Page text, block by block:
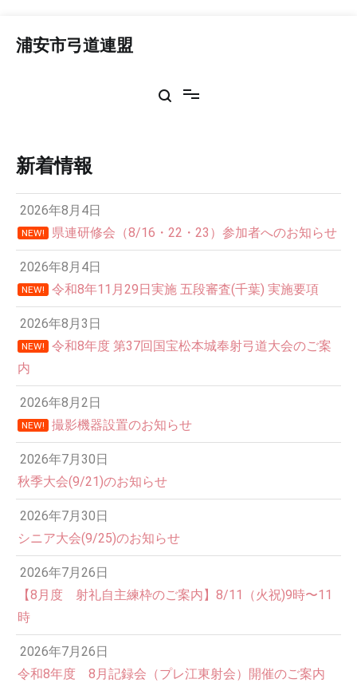
浦安市弓道連盟
新着情報
2026年8月4日
NEW! 県連研修会（8/16・22・23）参加者へのお知らせ
2026年8月4日
NEW! 令和8年11月29日実施 五段審査(千葉) 実施要項
2026年8月3日
NEW!
令和8年度 第37回国宝松本城奉射弓道大会のご案
内
2026年8月2日
NEW! 撮影機器設置のお知らせ
2026年7月30日
秋季大会(9/21)のお知らせ
2026年7月30日
シニア大会(9/25)のお知らせ
2026年7月26日
【8月度 射礼自主練枠のご案内】8/11（火祝)9時〜11
時
2026年7月26日
令和8年度 8月記録会（プレ江東射会）開催のご案内
12:00 AM
1:00 AM